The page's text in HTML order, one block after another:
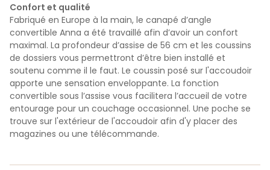
Confort et qualité
Fabriqué en Europe à la main, le canapé d’angle
convertible Anna a été travaillé afin d’avoir un confort
maximal. La profondeur d’assise de 56 cm et les coussins
de dossiers vous permettront d’être bien installé et
soutenu comme il le faut. Le coussin posé sur l'accoudoir
apporte une sensation enveloppante. La fonction
convertible sous l’assise vous facilitera l’accueil de votre
entourage pour un couchage occasionnel. Une poche se
trouve sur l'extérieur de l'accoudoir afin d'y placer des
magazines ou une télécommande.